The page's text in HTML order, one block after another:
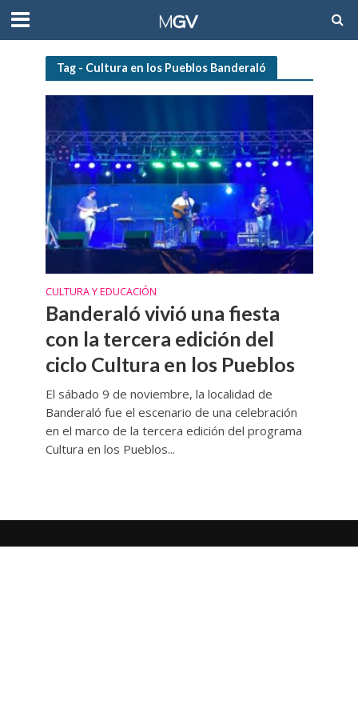
Tag - Cultura en los Pueblos Banderaló
CULTURA Y EDUCACIÓN
Banderaló vivió una fiesta
con la tercera edición del
ciclo Cultura en los Pueblos
El sábado 9 de noviembre, la localidad de
Banderaló fue el escenario de una celebración
en el marco de la tercera edición del programa
Cultura en los Pueblos...